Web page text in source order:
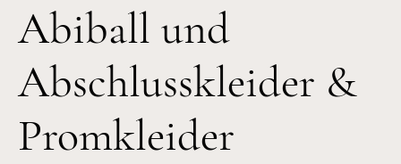
Abiball und
Abschlusskleider &
Promkleider